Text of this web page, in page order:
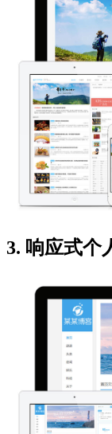
3. 响应式个